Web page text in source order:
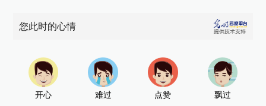
您此时的心情
开心 难过 点赞 飘过